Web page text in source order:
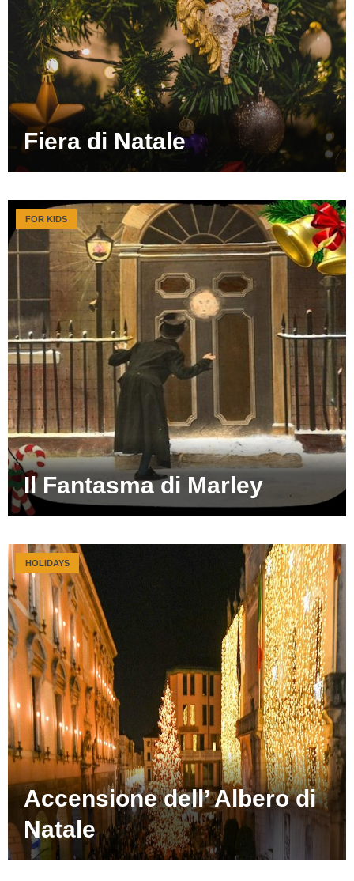
Fiera di Natale
Il Fantasma di Marley
FOR KIDS
Accensione dell’ Albero di
Natale
HOLIDAYS